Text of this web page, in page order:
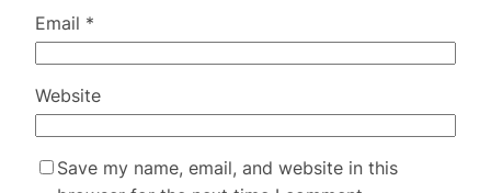
Email *
Website
Save my name, email, and website in this